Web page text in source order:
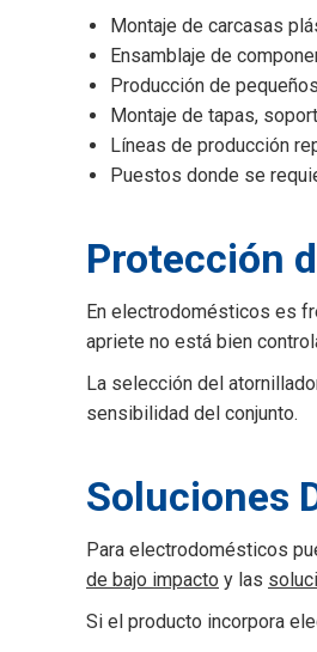
Montaje de carcasas
Ensamblaje de
Producción de
Montaje de tapas,
Líneas de producción
Puestos donde se
Protección
En electrodomésticos es
apriete no está bien
La selección del
sensibilidad del conjunto.
Soluciones
Para electrodomésticos
de bajo impacto y las
Si el producto incorpora